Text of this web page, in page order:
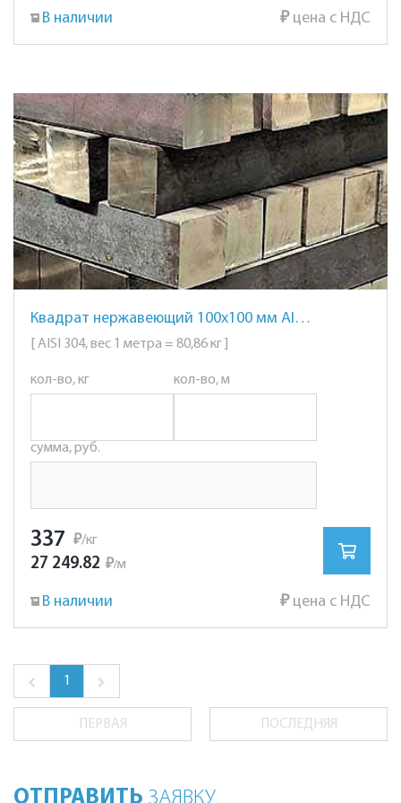
В наличии ₽цена с НДС
Квадрат нержавеющий 100х100 мм AISI 304 сталь 08Х18Н10
[ AISI 304, вес 1 метра = 80,86 кг ]
кол-во, кг кол-во, м
сумма, руб.
337 ₽/кг
27 249.82 ₽/м
В наличии ₽цена с НДС
1
ПЕРВАЯ ПОСЛЕДНЯЯ
ОТПРАВИТЬ ЗАЯВКУ